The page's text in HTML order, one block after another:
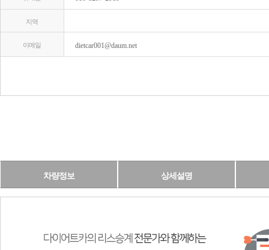
지역
이메일 dietcar001@daum.net
차량정보 상세설명